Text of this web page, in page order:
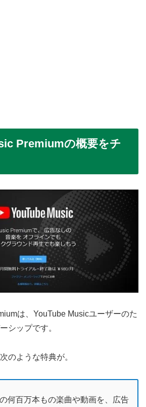
Premiumの概要をチ
は、YouTube Musicユーザーのた
シップです。
のような特典が。
何百万本もの楽曲や動画を、広告